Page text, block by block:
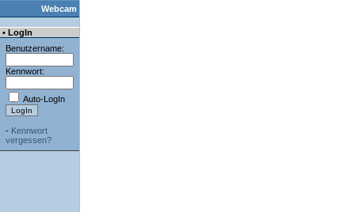
Webcam
• LogIn
Benutzername:
Kennwort:
Auto-LogIn
- Kennwort
vergessen?